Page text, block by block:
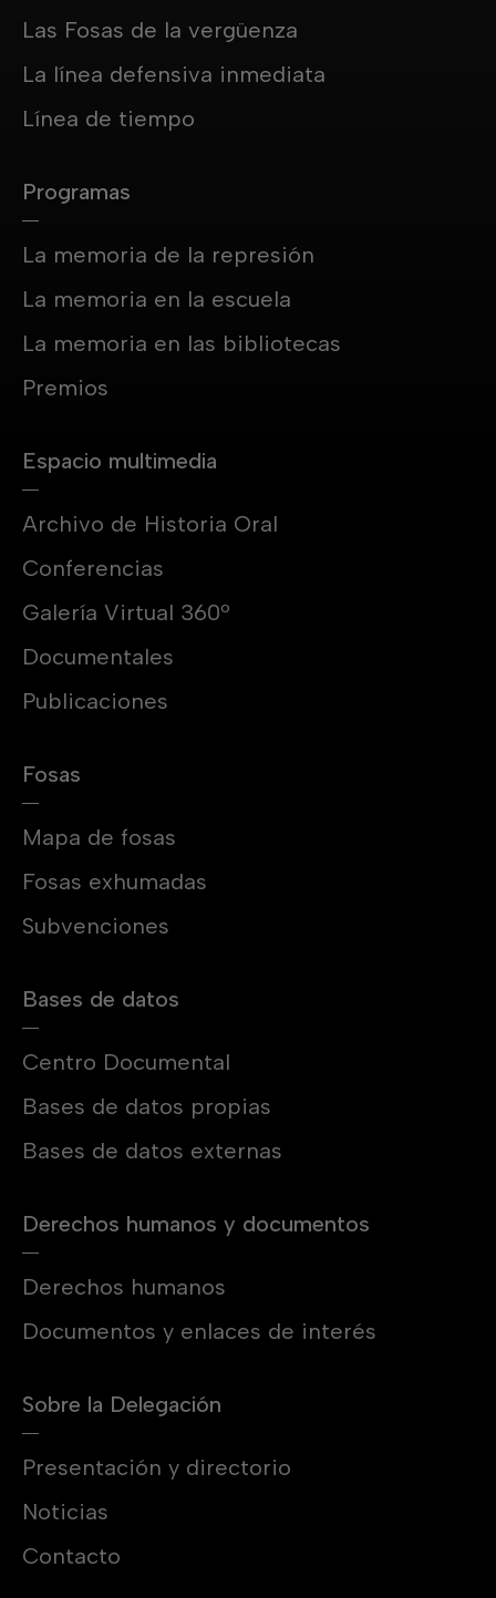
Las Fosas de la vergüenza
La línea defensiva inmediata
Línea de tiempo
Programas
La memoria de la represión
La memoria en la escuela
La memoria en las bibliotecas
Premios
Espacio multimedia
Archivo de Historia Oral
Conferencias
Galería Virtual 360º
Documentales
Publicaciones
Fosas
Mapa de fosas
Fosas exhumadas
Subvenciones
Bases de datos
Centro Documental
Bases de datos propias
Bases de datos externas
Derechos humanos y documentos
Derechos humanos
Documentos y enlaces de interés
Sobre la Delegación
Presentación y directorio
Noticias
Contacto